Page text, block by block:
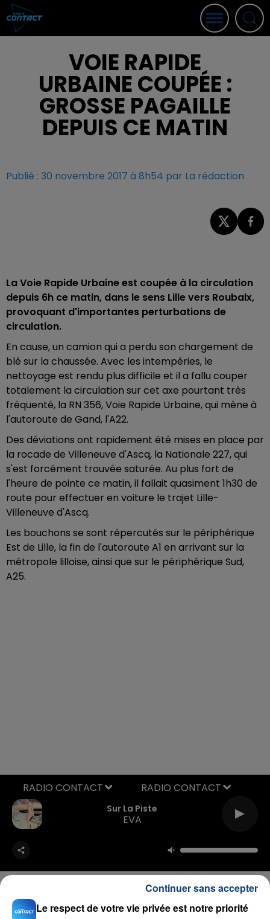
VOIE RAPIDE
URBAINE COUPÉE :
GROSSE PAGAILLE
DEPUIS CE MATIN
Publié : 30 novembre 2017 à 8h54 par La rédaction
La Voie Rapide Urbaine est coupée à la circulation
depuis 6h ce matin, dans le sens Lille vers Roubaix,
provoquant d'importantes perturbations de
circulation.
En cause, un camion qui a perdu son chargement de
blé sur la chaussée. Avec les intempéries, le
nettoyage est rendu plus difficile et il a fallu couper
totalement la circulation sur cet axe pourtant très
fréquenté, la RN 356, Voie Rapide Urbaine, qui mène à
l'autoroute de Gand, l'A22.
Des déviations ont rapidement été mises en place par
la rocade de Villeneuve d'Ascq, la Nationale 227, qui
s'est forcément trouvée saturée. Au plus fort de
l'heure de pointe ce matin, il fallait quasiment 1h30 de
route pour effectuer en voiture le trajet Lille-
Villeneuve d'Ascq.
Les bouchons se sont répercutés sur le périphérique
Est de Lille, la fin de l'autoroute A1 en arrivant sur la
métropole lilloise, ainsi que sur le périphérique Sud,
A25.
Sur La Piste
EVA
RADIO CONTACT
Le respect de votre vie privée est notre priorité
Continuer sans accepter